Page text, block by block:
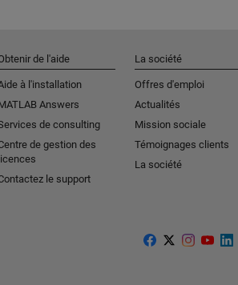
de l'aide
à l'installation
Answers
de consulting
de gestion des
licences
le support
La société
Offres d'emploi
Actualités
Mission sociale
Témoignages clients
La société